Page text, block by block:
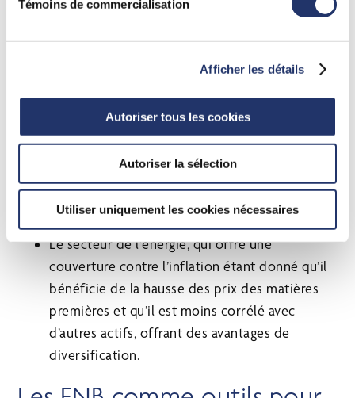
Témoins de commercialisation
Afficher les détails
Autoriser tous les cookies
Autoriser la sélection
Utiliser uniquement les cookies nécessaires
investisseurs peuvent envisager des secteurs
défensifs qui sont résilients lorsque la croissance
Cela pourrait inclure :
Le secteur des soins de santé, qui a
historiquement moins d’élasticité grâce à sa
demande persistante, réduisant ainsi sa
sensibilité aux fluctuations économiques.
Le secteur de l’énergie, qui offre une
couverture contre l’inflation étant donné qu’il
bénéficie de la hausse des prix des matières
premières et qu’il est moins corrélé avec
d’autres actifs, offrant des avantages de
diversification.